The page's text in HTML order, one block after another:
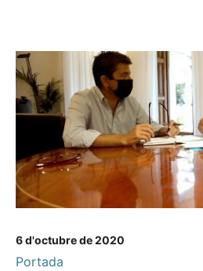
6 d'octubre de 2020
Portada